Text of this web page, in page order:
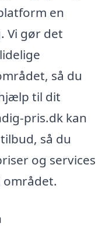
en
Vi gør det
så du
til dit
pris.dk kan
så du
og services
området.